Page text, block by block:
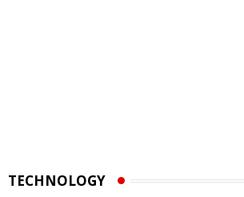
TECHNOLOGY